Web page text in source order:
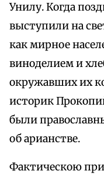
Унилу. Когда
выступили на
как мирное
виноделием и
окружавших их
историк
были
об арианстве.
Фактическою